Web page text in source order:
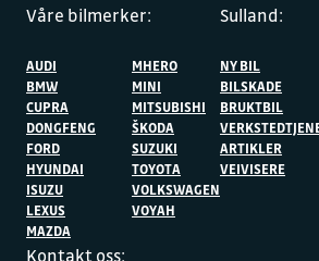
Våre bilmerker:
AUDI
BMW
CUPRA
DONGFENG
FORD
HYUNDAI
ISUZU
LEXUS
MAZDA
MHERO
MINI
MITSUBISHI
ŠKODA
SUZUKI
TOYOTA
VOLKSWAGEN
VOYAH
Sulland:
NY BIL
BILSKADE
BRUKTBIL
ARTIKLER
VEIVISERE
Kontakt oss: